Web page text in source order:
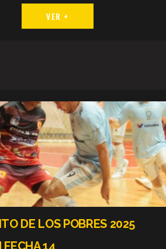
VER +
DE LOS POBRES 2025